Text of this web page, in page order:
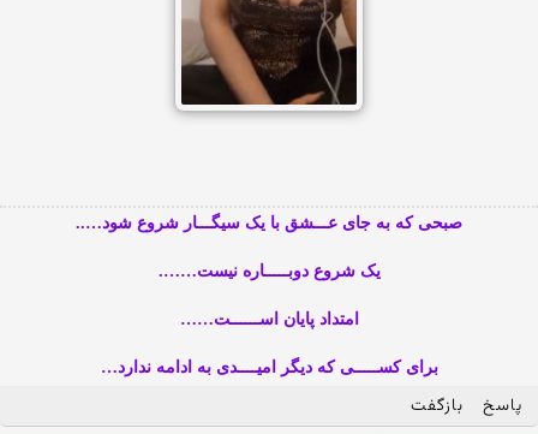
صبحی که به جای عـــشق با یک سیگـــار شروع شود…..
یک شروع دوبـــــاره نیست…….
امتداد پایان اســــــت……
برای کســـــی که دیگر امیــــدی به ادامه ندارد…
پاسخ بازگفت